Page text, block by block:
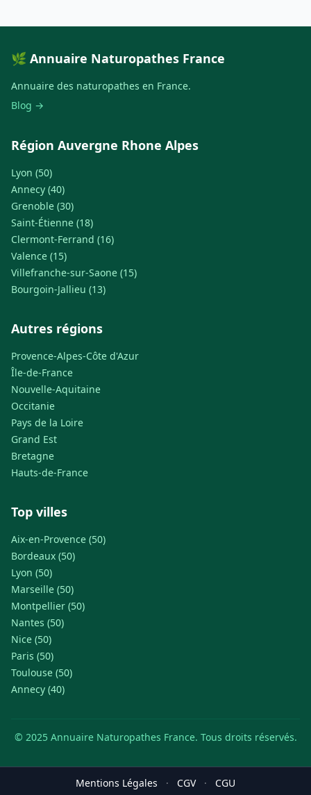
🌿 Annuaire Naturopathes France
Annuaire des naturopathes en France.
Blog →
Région Auvergne Rhone Alpes
Lyon (50)
Annecy (40)
Grenoble (30)
Saint-Étienne (18)
Clermont-Ferrand (16)
Valence (15)
Villefranche-sur-Saone (15)
Bourgoin-Jallieu (13)
Autres régions
Provence-Alpes-Côte d'Azur
Île-de-France
Nouvelle-Aquitaine
Occitanie
Pays de la Loire
Grand Est
Bretagne
Hauts-de-France
Top villes
Aix-en-Provence (50)
Bordeaux (50)
Lyon (50)
Marseille (50)
Montpellier (50)
Nantes (50)
Nice (50)
Paris (50)
Toulouse (50)
Annecy (40)
© 2025 Annuaire Naturopathes France. Tous droits réservés.
Mentions Légales · CGV · CGU